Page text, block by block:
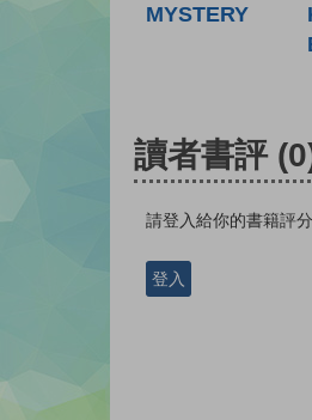
MYSTERY
讀者書評
請登入給你的書籍評分
登入